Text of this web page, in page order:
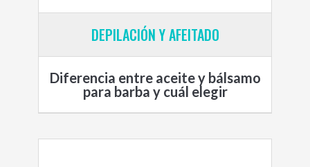
DEPILACIÓN Y AFEITADO
Diferencia entre aceite y bálsamo
para barba y cuál elegir